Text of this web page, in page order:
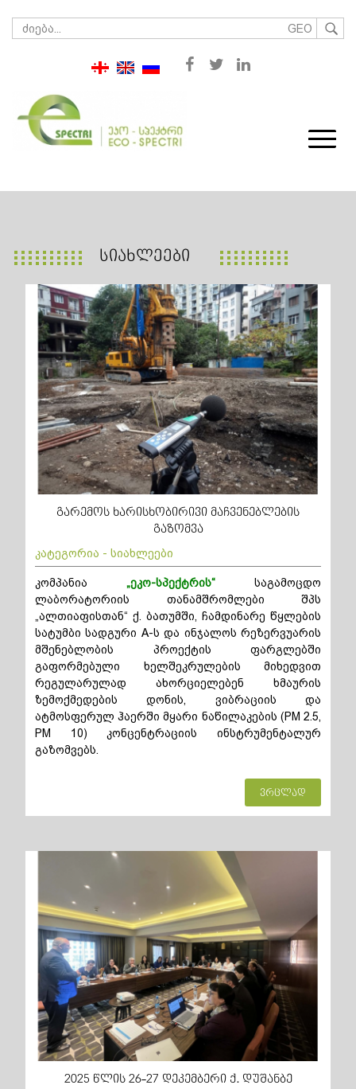
GEO
ᲡᲘᲐᲮᲚᲔᲔᲑᲘ
გარემოს ხარისხობირივი მაჩვენებლების
გაზომვა
კატეგორია - სიახლეები
კომპანია „ეკო-სპექტრის“ საგამოცდო
ლაბორატორიის თანამშრომლები შპს
„ალთიაფისთან“ ქ. ბათუმში, ჩამდინარე წყლების
სატუმბი სადგური A-ს და ინჯალოს რეზერვუარის
მშენებლობის პროექტის ფარგლებში
გაფორმებული ხელშეკრულების მიხედვით
რეგულარულად ახორციელებენ ხმაურის
ზემოქმედების დონის, ვიბრაციის და
ატმოსფერულ ჰაერში მყარი ნაწილაკების (PM 2.5,
PM 10) კონცენტრაციის ინსტრუმენტალურ
გაზომვებს.
ვრცლად
2025 წლის 26-27 დეკემბერი ქ. დუშანბე